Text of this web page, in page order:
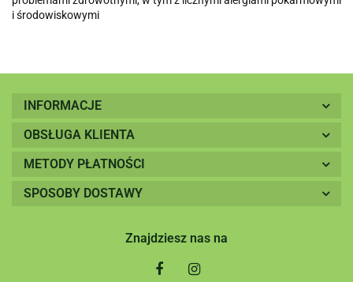
i środowiskowymi
INFORMACJE
OBSŁUGA KLIENTA
METODY PŁATNOŚCI
SPOSOBY DOSTAWY
Znajdziesz nas na